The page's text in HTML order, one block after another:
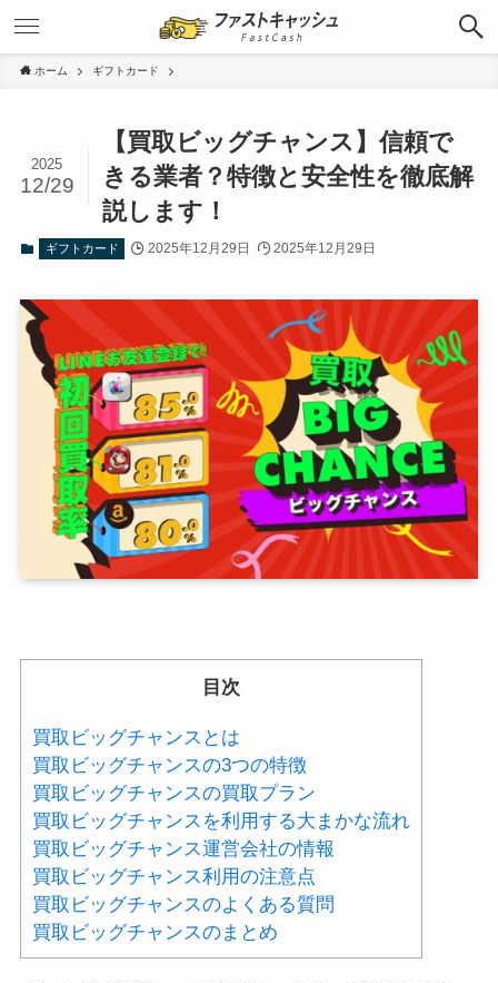
ホーム ギフトカード
【買取ビッグチャンス】信頼で
きる業者？特徴と安全性を徹底解
説します！
2025
12/29
ギフトカード 2025年12月29日 2025年12月29日
目次
買取ビッグチャンスとは
買取ビッグチャンスの3つの特徴
買取ビッグチャンスの買取プラン
買取ビッグチャンスを利用する大まかな流れ
買取ビッグチャンス運営会社の情報
買取ビッグチャンス利用の注意点
買取ビッグチャンスのよくある質問
買取ビッグチャンスのまとめ